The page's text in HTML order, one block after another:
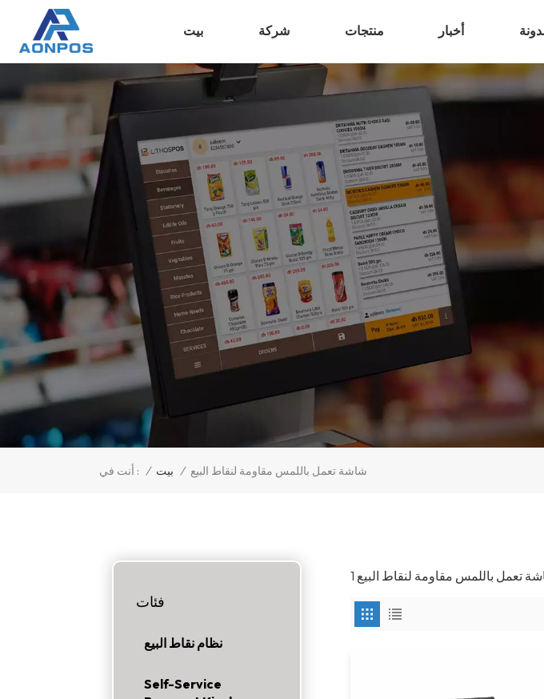
بيت شركة منتجات أخبار
أنت في : / بيت / شاشة تعمل باللمس مقاومة لنقاط البيع
فئات
نظام نقاط البيع
Self-Service